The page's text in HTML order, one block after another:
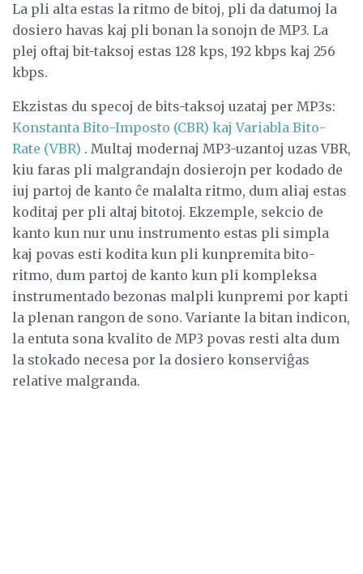
La pli alta estas la ritmo de bitoj, pli da datumoj la
dosiero havas kaj pli bonan la sonojn de MP3. La
plej oftaj bit-taksoj estas 128 kps, 192 kbps kaj 256
kbps.
Ekzistas du specoj de bits-taksoj uzataj per MP3s:
Konstanta Bito-Imposto (CBR) kaj Variabla Bito-
Rate (VBR) . Multaj modernaj MP3-uzantoj uzas VBR,
kiu faras pli malgrandajn dosierojn per kodado de
iuj partoj de kanto ĉe malalta ritmo, dum aliaj estas
koditaj per pli altaj bitotoj. Ekzemple, sekcio de
kanto kun nur unu instrumento estas pli simpla
kaj povas esti kodita kun pli kunpremita bito-
ritmo, dum partoj de kanto kun pli kompleksa
instrumentado bezonas malpli kunpremi por kapti
la plenan rangon de sono. Variante la bitan indicon,
la entuta sona kvalito de MP3 povas resti alta dum
la stokado necesa por la dosiero konserviĝas
relative malgranda.